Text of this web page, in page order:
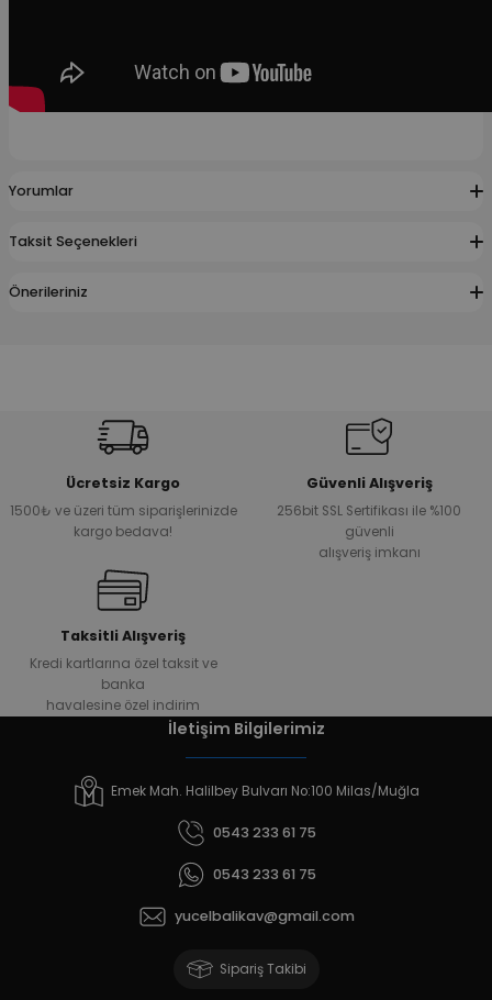
Yorumlar
Taksit Seçenekleri
Önerileriniz
Ücretsiz Kargo
1500₺ ve üzeri tüm siparişlerinizde
kargo bedava!
Güvenli Alışveriş
256bit SSL Sertifikası ile %100
güvenli
alışveriş imkanı
Taksitli Alışveriş
Kredi kartlarına özel taksit ve
banka
havalesine özel indirim
İletişim Bilgilerimiz
Emek Mah. Halilbey Bulvarı No:100 Milas/Muğla
0543 233 61 75
0543 233 61 75
yucelbalikav@gmail.com
Sipariş Takibi